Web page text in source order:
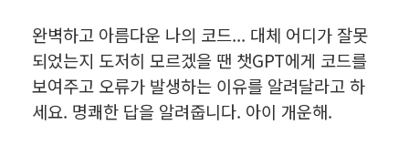
완벽하고 아름다운 나의 코드... 대체 어디가 잘못
되었는지 도저히 모르겠을 땐 챗GPT에게 코드를
보여주고 오류가 발생하는 이유를 알려달라고 하
세요. 명쾌한 답을 알려줍니다. 아이 개운해.